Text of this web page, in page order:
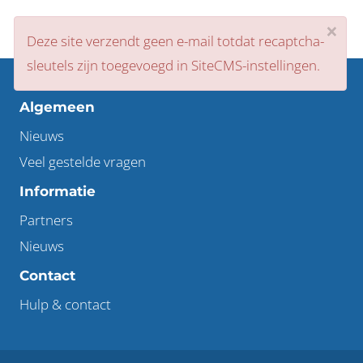
Algemeen
Nieuws
Veel gestelde vragen
Informatie
Partners
Nieuws
Contact
Hulp & contact
×
Deze site verzendt geen e-mail totdat recaptcha-
sleutels zijn toegevoegd in SiteCMS-instellingen.